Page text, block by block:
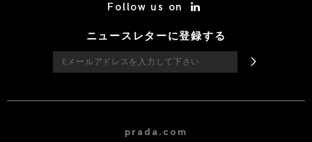
Follow us on
ニュースレターに登録する
prada.com